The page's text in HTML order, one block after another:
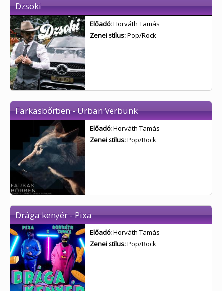
Dzsoki
Előadó:Horváth Tamás
Zenei stílus:Pop/Rock
Farkasbőrben - Urban Verbunk
Előadó:Horváth Tamás
Zenei stílus:Pop/Rock
Drága kenyér - Pixa
Előadó:Horváth Tamás
Zenei stílus:Pop/Rock